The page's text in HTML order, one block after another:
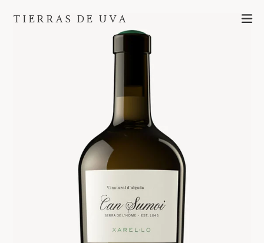
directamente
TIERRAS DE UVA